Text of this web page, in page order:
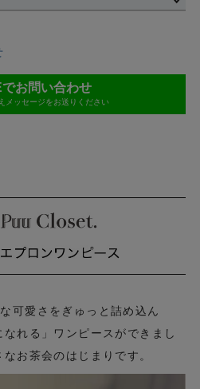
でお問い合わせ
メッセージをお送りください
可愛さをぎゅっと詰め込ん
れる」ワンピースができまし
お茶会のはじまりです。